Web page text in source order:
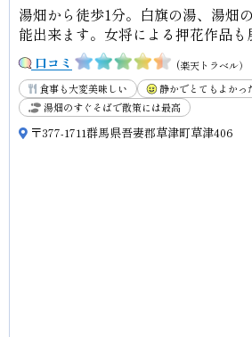
湯畑から徒歩1分。白旗の湯、湯畑
能出来ます。女将による押花作品も
口コミ
(楽天トラベル）
食事も大変美味しい
静かでとてもよかっ
湯畑のすぐそばで散策には最高
〒377-1711群馬県吾妻郡草津町草津406